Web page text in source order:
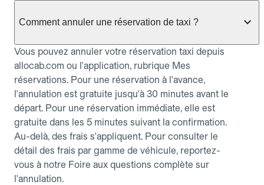
Comment annuler une réservation de taxi ?
Vous pouvez annuler votre réservation taxi depuis
allocab.com ou l'application, rubrique Mes
réservations. Pour une réservation à l'avance,
l'annulation est gratuite jusqu'à 30 minutes avant le
départ. Pour une réservation immédiate, elle est
gratuite dans les 5 minutes suivant la confirmation.
Au-delà, des frais s'appliquent. Pour consulter le
détail des frais par gamme de véhicule, reportez-
vous à notre Foire aux questions complète sur
l'annulation.